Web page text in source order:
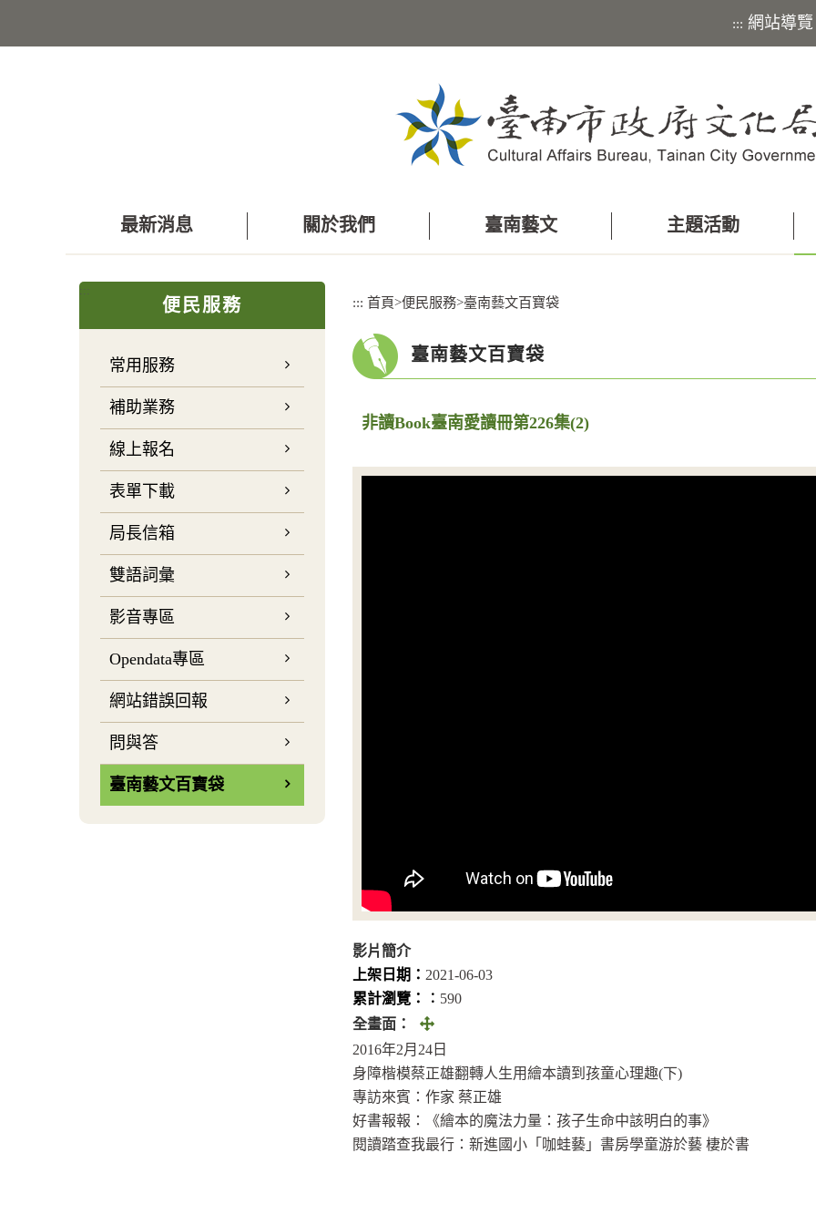
主
::: 網站導覽
最新消息 關於我們 臺南藝文 主題活動
:::
便民服務
常用服務
補助業務
線上報名
表單下載
局長信箱
雙語詞彙
影音專區
Opendata專區
網站錯誤回報
問與答
臺南藝文百寶袋
::: 首頁>便民服務>臺南藝文百寶袋
臺南藝文百寶袋
非讀Book臺南愛讀冊第226集(2)
影片簡介
上架日期： 2021-06-03
累計瀏覽：︰ 590
全畫面：
全
畫
面
(另
開
視
2016年2月24日
身障楷模蔡正雄翻轉人生用繪本讀到孩童心理趣(下)
專訪來賓：作家 蔡正雄
好書報報：《繪本的魔法力量：孩子生命中該明白的事》
閱讀踏查我最行：新進國小「咖蛙藝」書房學童游於藝 棲於書